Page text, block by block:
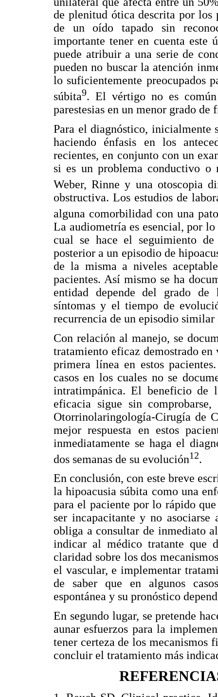
de plenitud ótica descrita por los
de un oído tapado sin
importante tener en cuenta este
puede atribuir a una serie de
pueden no buscar la atención
lo suficientemente preocupados
súbita9. El vértigo no es
parestesias en un menor grado de
Para el diagnóstico, inicialmente
haciendo énfasis en los
recientes, en conjunto con un
si es un problema conductivo o
Weber, Rinne y una otoscopia
obstructiva. Los estudios de
alguna comorbilidad con una
La audiometría es esencial, por
cual se hace el seguimiento
posterior a un episodio de
de la misma a niveles
pacientes. Así mismo se ha
entidad depende del grado
síntomas y el tiempo de
recurrencia de un episodio
Con relación al manejo, se
tratamiento eficaz demostrado en
primera línea en estos
casos en los cuales no se
intratimpánica. El beneficio de
eficacia sigue sin
Otorrinolaringología-Cirugía de
mejor respuesta en estos
inmediatamente se haga el
dos semanas de su evolución12.
En conclusión, con este breve
la hipoacusia súbita como una
para el paciente por lo rápido
ser incapacitante y no
obliga a consultar de inmediato
indicar al médico tratante que
claridad sobre los dos
el vascular, e implementar
de saber que en algunos
espontánea y su pronóstico
En segundo lugar, se pretende
aunar esfuerzos para la
tener certeza de los mecanismos
concluir el tratamiento más